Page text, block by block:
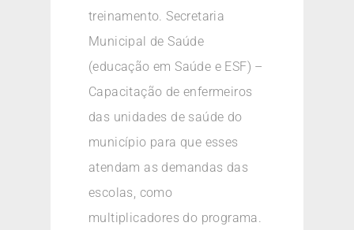
treinamento. Secretaria
Municipal de Saúde
(educação em Saúde e ESF) –
Capacitação de enfermeiros
das unidades de saúde do
município para que esses
atendam as demandas das
escolas, como
multiplicadores do programa.